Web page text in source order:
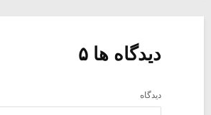
دیدگاه ها ۵
دیدگاه